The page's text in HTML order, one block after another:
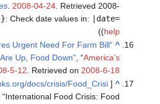
supplies".The Times. 2008-04-24
04-25. {{cite news }} : Check date
“New Survey Underscores Urgent Need
As Demands Are Up, Food
Second Harvest”,2008-5-12. Retrieved
.
http://www.cafoodbanks.org/docs/crisis/
s_FB%20(2).pdf
“International Food